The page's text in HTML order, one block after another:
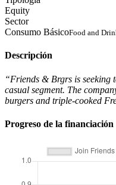
Equity
Sector
Consumo BásicoFood and
Descripción
“Friends & Brgrs is seeking
casual segment. The
burgers and triple-cooked
Progreso de la financiación